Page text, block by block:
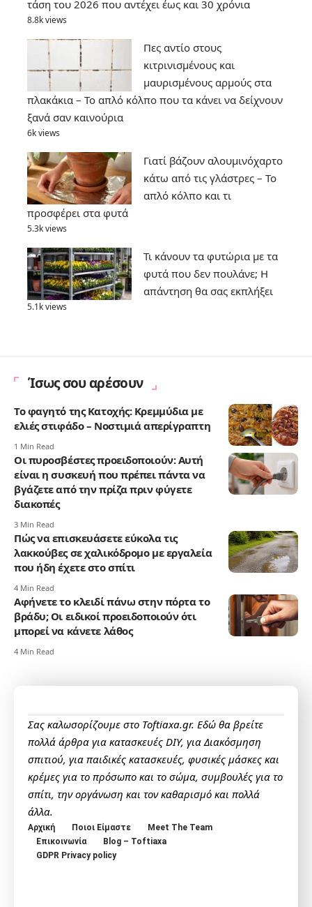
τάση του 2026 που αντέχει έως και 30 χρόνια
8.8k views
Πες αντίο στους
κιτρινισμένους και
μαυρισμένους αρμούς στα
πλακάκια – Το απλό κόλπο που τα κάνει να δείχνουν
ξανά σαν καινούρια
6k views
Γιατί βάζουν αλουμινόχαρτο
κάτω από τις γλάστρες – Το
απλό κόλπο και τι
προσφέρει στα φυτά
5.3k views
Τι κάνουν τα φυτώρια με τα
φυτά που δεν πουλάνε; Η
απάντηση θα σας εκπλήξει
5.1k views
Ίσως σου αρέσουν
Το φαγητό της Κατοχής: Κρεμμύδια με
ελιές στιφάδο – Νοστιμιά απερίγραπτη
1 Min Read
Οι πυροσβέστες προειδοποιούν: Αυτή
είναι η συσκευή που πρέπει πάντα να
βγάζετε από την πρίζα πριν φύγετε
διακοπές
3 Min Read
Πώς να επισκευάσετε εύκολα τις
λακκούβες σε χαλικόδρομο με εργαλεία
που ήδη έχετε στο σπίτι
4 Min Read
Αφήνετε το κλειδί πάνω στην πόρτα το
βράδυ; Οι ειδικοί προειδοποιούν ότι
μπορεί να κάνετε λάθος
4 Min Read
Σας καλωσορίζουμε στο Toftiaxa.gr. Εδώ θα βρείτε
πολλά άρθρα για κατασκευές DIY, για Διακόσμηση
σπιτιού, για παιδικές κατασκευές, φυσικές μάσκες και
κρέμες για το πρόσωπο και το σώμα, συμβουλές για το
σπίτι, την οργάνωση και τον καθαρισμό και πολλά
άλλα.
Αρχική Ποιοι Είμαστε
Meet The Team
Επικοινωνία
Blog – Toftiaxa
GDPR Privacy policy